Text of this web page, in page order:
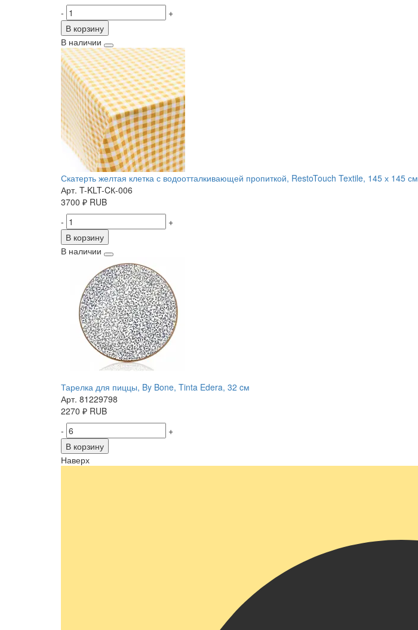
-
+
В корзину
В наличии
Скатерть желтая клетка с водоотталкивающей пропиткой, RestoTouch Textile, 145 х 145 см
Арт. T-KLT-CК-006
3700 ₽ RUB
-
+
В корзину
В наличии
Тарелка для пиццы, By Bone, Tinta Edera, 32 cм
Арт. 81229798
2270 ₽ RUB
-
+
В корзину
Наверх